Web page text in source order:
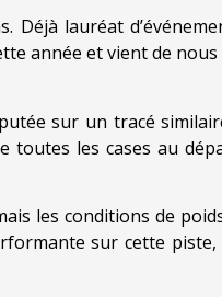
lauréat
année et vient de
sur un tracé
toutes les cases au
les conditions de
sur cette